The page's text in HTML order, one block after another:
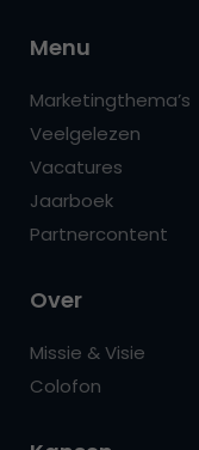
Menu
Marketingthema’s
Veelgelezen
Vacatures
Jaarboek
Partnercontent
Over
Missie & Visie
Colofon